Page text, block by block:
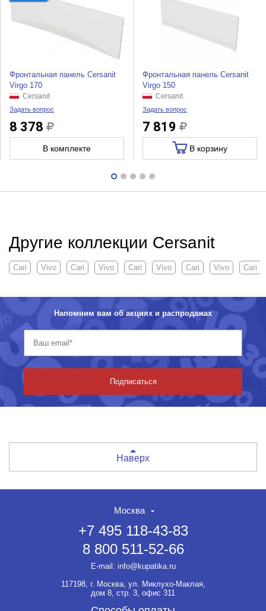
Фронтальная панель Cersanit
Virgo 170
Cersanit
Задать вопрос
8 378
В комплекте
Фронтальная панель Cersanit
Virgo 150
Cersanit
Задать вопрос
7 819
В корзину
Другие коллекции Cersanit
Cari Vivo Cari Vivo Cari Vivo Cari Vivo Cari
Напомним вам об акциях и распродажах
Подписаться
Наверх
Москва
+7 495 118-43-83
8 800 511-52-66
E-mail: info@kupatika.ru
117198, г. Москва, ул. Миклухо-Маклая,
дом 8, стр. 3, офис 311